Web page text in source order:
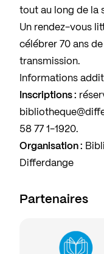
tout au long de la
Un rendez-vous
célébrer 70 ans
transmission.
Informations
Inscriptions :
58 77 1-1920.
Organisation :
Differdange
Partenaires